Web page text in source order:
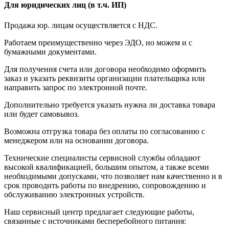
Для юридических лиц (в т.ч. ИП)
Продажа юр. лицам осуществляется с НДС.
Работаем преимущественно через ЭДО, но можем и с
бумажными документами.
Для получения счета или договора необходимо оформить
заказ и указать реквизиты организации плательщика или
направить запрос по электронной почте.
Дополнительно требуется указать нужна ли доставка товара
или будет самовывоз.
Возможна отгрузка товара без оплаты по согласованию с
менеджером или на основании договора.
Технические специалисты сервисной службы обладают
высокой квалификацией, большим опытом, а также всеми
необходимыми допусками, что позволяет нам качественно и в
срок проводить работы по внедрению, сопровождению и
обслуживанию электронных устройств.
Наш сервисный центр предлагает следующие работы,
связанные с источниками бесперебойного питания: